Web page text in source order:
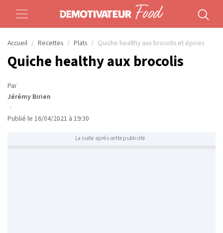
Accueil Recettes Plats Quiche healthy aux brocolis et épices
Quiche healthy aux brocolis
Par
Jérémy Birien
·
Publié le 16/04/2021 à 19:30
La suite après cette publicité